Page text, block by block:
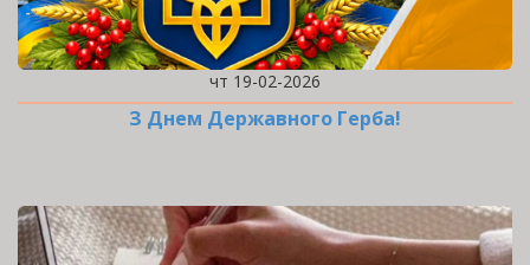
чт 19-02-2026
З Днем Державного Герба!